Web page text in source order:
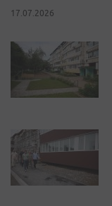
17.07.2026